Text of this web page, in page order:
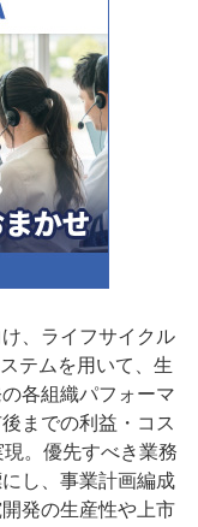
、ライフサイクル
テムを用いて、生
各組織パフォーマ
までの利益・コス
。優先すべき業務
し、事業計画編成
発の生産性や上市